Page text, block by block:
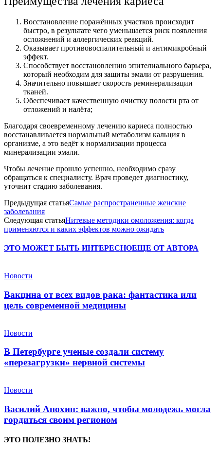
Восстановление поражённых участков происходит
быстро, в результате чего уменьшается риск появления
осложнений и аллергических реакций.
Оказывает противовоспалительный и антимикробный
эффект.
Способствует восстановлению эпителиального барьера,
который необходим для защиты эмали от разрушения.
Значительно повышает скорость реминерализации
тканей.
Обеспечивает качественную очистку полости рта от
отложений и налёта;
Благодаря своевременному лечению кариеса полностью
восстанавливается нормальный метаболизм кальция в
организме, а это ведёт к нормализации процесса
минерализации эмали.
Чтобы лечение прошло успешно, необходимо сразу
обращаться к специалисту. Врач проведет диагностику,
уточнит стадию заболевания.
Предыдущая статьяСамые распространенные женские
заболевания
Следующая статьяНитевые методики омоложения: когда
применяются и каких эффектов можно ожидать
ЭТО МОЖЕТ БЫТЬ ИНТЕРЕСНОЕЩЕ ОТ АВТОРА
Новости
Вакцина от всех видов рака: фантастика или
цель современной медицины
Новости
В Петербурге ученые создали систему
«перезагрузки» нервной системы
Новости
Василий Анохин: важно, чтобы молодежь могла
гордиться своим регионом
ЭТО ПОЛЕЗНО ЗНАТЬ!